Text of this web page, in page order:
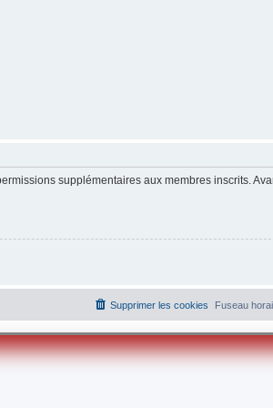
supplémentaires aux membres inscrits.
Fuseau
Supprimer les cookies